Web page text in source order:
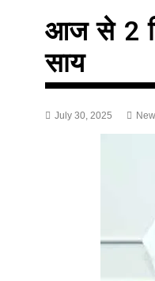
आज से 2
साय
July 30, 2025